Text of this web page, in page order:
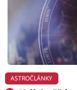
ASTROČLÁNKY